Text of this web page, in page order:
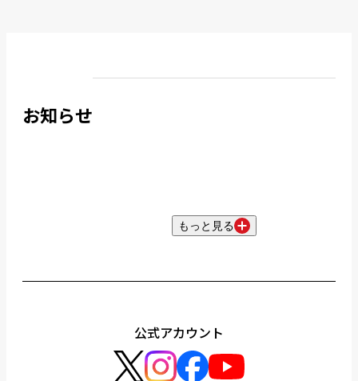
お知らせ
もっと見る
公式アカウント